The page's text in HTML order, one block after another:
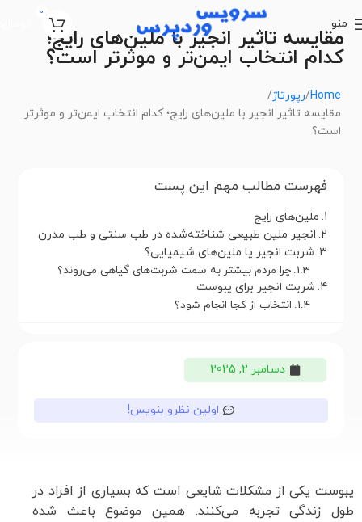
منو
0
مقایسه تاثیر انجیر با ملین‌های رایج؛
کدام انتخاب ایمن‌تر و موثرتر است؟
Home رپورتاژ
مقایسه تاثیر انجیر با ملین‌های رایج؛ کدام انتخاب ایمن‌تر و موثرتر
است؟
فهرست مطالب مهم این پست
ملین‌های رایج
انجیر ملین طبیعی شناخته‌شده در طب سنتی و طب مدرن
شربت انجیر یا ملین‌های شیمیایی؟
چرا مردم بیشتر به سمت شربت‌های گیاهی می‌روند؟
شربت انجیر برای یبوست
انتخاب از کجا انجام شود؟
دسامبر 2, 2025
اولین نظرو بنویس!
یبوست یکی از مشکلات شایعی است که بسیاری از افراد در
طول زندگی تجربه می‌کنند. همین موضوع باعث شده